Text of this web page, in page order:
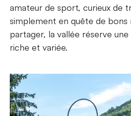
amateur de sport, curieux de
simplement en quête de bons
partager, la vallée réserve
riche et variée.